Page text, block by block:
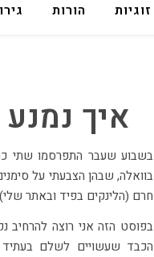
זוגיות הורות
איך
בשבוע שעבר התפרסמו שתי כתבות שלי בנושא החרם, האחת במאקו והשנייה
בוואלה, שבהן הצבעתי על
חרם (הלינקים בפיד ובאתר
בפוסט הזה אני רוצה להרחיב
הכבד שעשויים לשלם בעתיד